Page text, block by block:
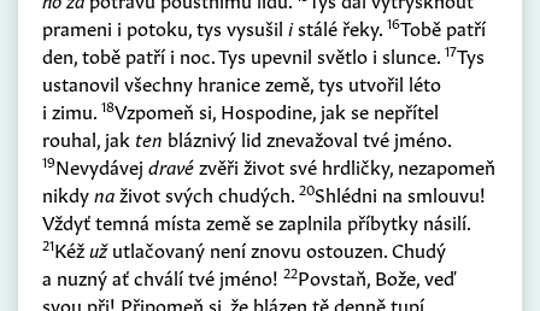
prameni i potoku, tys vysušil istálé řeky. 16Tobě patří
den, tobě patří i noc. Tys upevnil světlo i slunce. 17Tys
ustanovil všechny hranice země, tys utvořil léto
i zimu. 18Vzpomeň si, Hospodine, jak se nepřítel
rouhal, jak ten bláznivý lid znevažoval tvé jméno.
19Nevydávej dravézvěři život své hrdličky, nezapomeň
nikdynaživot svých chudých. 20Shlédni na smlouvu!
Vždyť temná místa země se zaplnila příbytky násilí.
21Kéžužutlačovaný není znovu ostouzen. Chudý
a nuzný ať chválí tvé jméno! 22Povstaň, Bože, veď
svou při! Připomeň si, že blázen tě denně tupí.